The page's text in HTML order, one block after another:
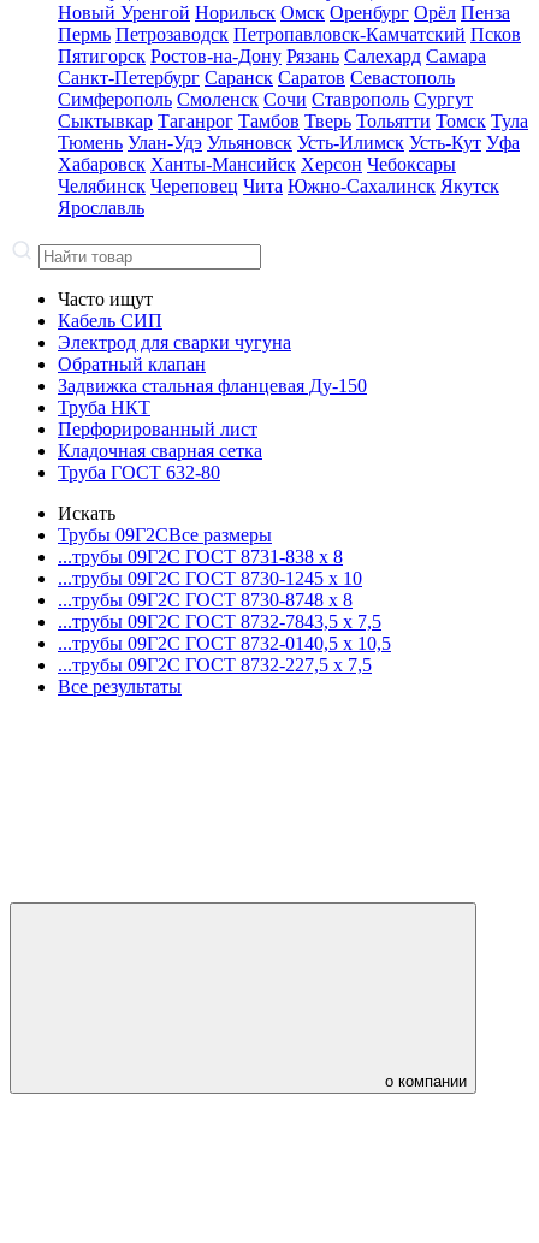
Новый Уренгой Норильск Омск Оренбург Орёл Пенза
Пермь Петрозаводск Петропавловск-Камчатский Псков
Пятигорск Ростов-на-Дону Рязань Салехард Самара
Санкт-Петербург Саранск Саратов Севастополь
Симферополь Смоленск Сочи Ставрополь Сургут
Сыктывкар Таганрог Тамбов Тверь Тольятти Томск Тула
Тюмень Улан-Удэ Ульяновск Усть-Илимск Усть-Кут Уфа
Хабаровск Ханты-Мансийск Херсон Чебоксары
Челябинск Череповец Чита Южно-Сахалинск Якутск
Ярославль
Часто ищут
Кабель СИП
Электрод для сварки чугуна
Обратный клапан
Задвижка стальная фланцевая Ду-150
Труба НКТ
Перфорированный лист
Кладочная сварная сетка
Труба ГОСТ 632-80
Искать
Трубы 09Г2СВсе размеры
...трубы 09Г2С ГОСТ 8731-838 x 8
...трубы 09Г2С ГОСТ 8730-1245 x 10
...трубы 09Г2С ГОСТ 8730-8748 x 8
...трубы 09Г2С ГОСТ 8732-7843,5 x 7,5
...трубы 09Г2С ГОСТ 8732-0140,5 x 10,5
...трубы 09Г2С ГОСТ 8732-227,5 x 7,5
Все результаты
о компании